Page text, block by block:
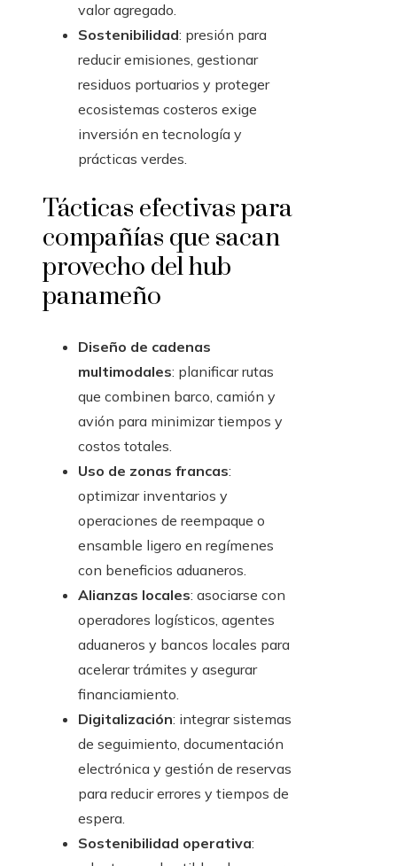
valor agregado.
Sostenibilidad: presión para
reducir emisiones, gestionar
residuos portuarios y proteger
ecosistemas costeros exige
inversión en tecnología y
prácticas verdes.
Tácticas efectivas para
compañías que sacan
provecho del hub
panameño
Diseño de cadenas
multimodales: planificar rutas
que combinen barco, camión y
avión para minimizar tiempos y
costos totales.
Uso de zonas francas:
optimizar inventarios y
operaciones de reempaque o
ensamble ligero en regímenes
con beneficios aduaneros.
Alianzas locales: asociarse con
operadores logísticos, agentes
aduaneros y bancos locales para
acelerar trámites y asegurar
financiamiento.
Digitalización: integrar sistemas
de seguimiento, documentación
electrónica y gestión de reservas
para reducir errores y tiempos de
espera.
Sostenibilidad operativa: